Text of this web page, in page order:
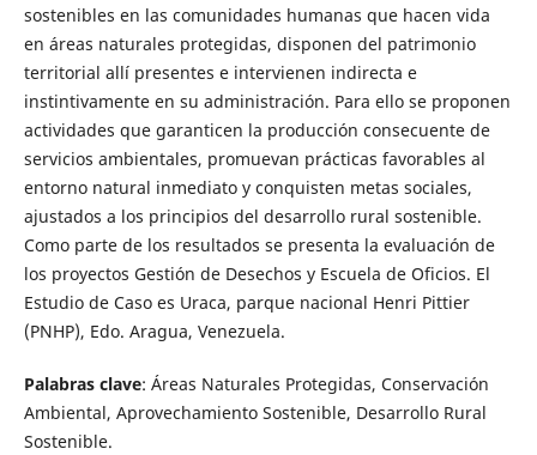
sostenibles en las comunidades humanas que hacen vida
en áreas naturales protegidas, disponen del patrimonio
territorial allí presentes e intervienen indirecta e
instintivamente en su administración. Para ello se proponen
actividades que garanticen la producción consecuente de
servicios ambientales, promuevan prácticas favorables al
entorno natural inmediato y conquisten metas sociales,
ajustados a los principios del desarrollo rural sostenible.
Como parte de los resultados se presenta la evaluación de
los proyectos Gestión de Desechos y Escuela de Oficios. El
Estudio de Caso es Uraca, parque nacional Henri Pittier
(PNHP), Edo. Aragua, Venezuela.
Palabras clave: Áreas Naturales Protegidas, Conservación
Ambiental, Aprovechamiento Sostenible, Desarrollo Rural
Sostenible.